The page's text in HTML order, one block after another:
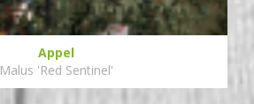
Appel
Malus 'Red Sentinel'